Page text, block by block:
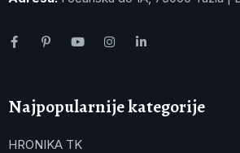
Najpopularnije kategorije
HRONIKA TK